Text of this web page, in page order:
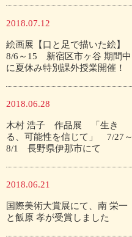
2018.07.12
絵画展【口と足で描いた絵】
8/6～15 新宿区市ヶ谷 期間中
に夏休み特別課外授業開催！
2018.06.28
木村 浩子 作品展 「生き
る、可能性を信じて」 7/27～
8/1 長野県伊那市にて
2018.06.21
国際美術大賞展にて、南 栄一
と飯原 孝が受賞しました